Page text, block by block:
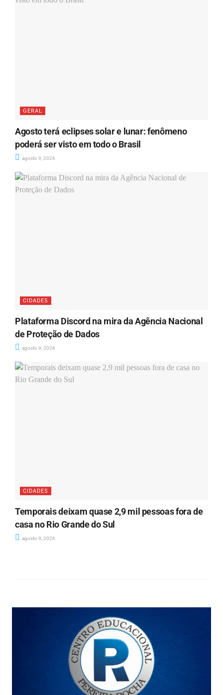
GERAL
Agosto terá eclipses solar e lunar: fenômeno
poderá ser visto em todo o Brasil
agosto 9, 2026
CIDADES
Plataforma Discord na mira da Agência Nacional
de Proteção de Dados
agosto 9, 2026
CIDADES
Temporais deixam quase 2,9 mil pessoas fora de
casa no Rio Grande do Sul
agosto 9, 2026